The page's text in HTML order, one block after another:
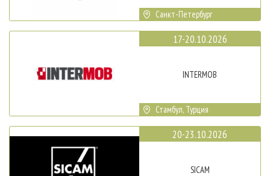
Санкт-Петербург
17-20.10.2026
INTERMOB
Стамбул, Турция
20-23.10.2026
SICAM